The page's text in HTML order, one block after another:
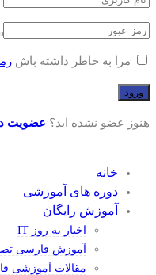
مرا به خاطر داشته باش
هنوز عضو نشده اید؟ عضویت
خانه
دوره های آموزشی
آموزش رایگان
اخبار به روز IT
آموزش فارسی
مقالات آموزشی